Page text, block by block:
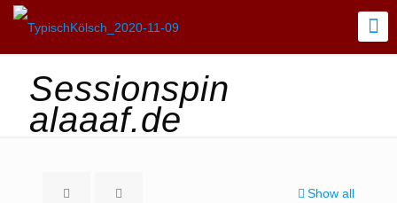
Sessionspin
alaaaf.de
Show all